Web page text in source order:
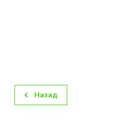
Назад